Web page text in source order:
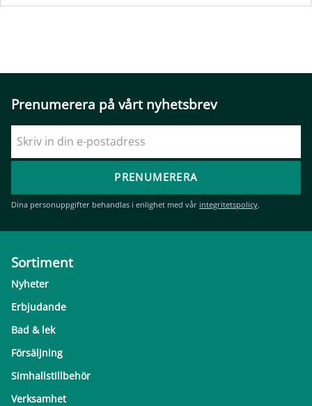
Prenumerera på vårt nyhetsbrev
PRENUMERERA
Dina personuppgifter behandlas i enlighet med vår integritetspolicy.
Sortiment
Nyheter
Erbjudande
Bad & lek
Försäljning
Simhallstillbehör
Verksamhet